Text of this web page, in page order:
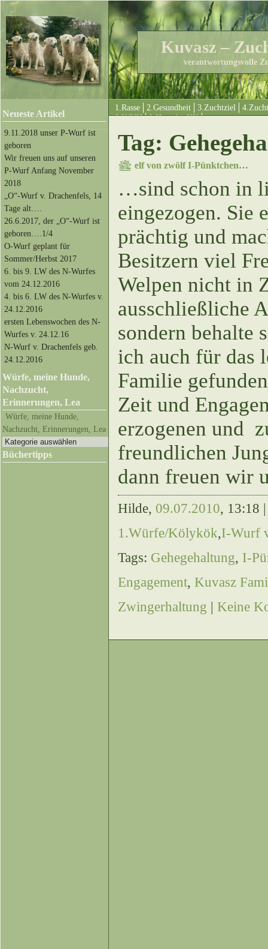
Kuvasz –
verantwortungsvolle
1.Rasse 2.Gesundheit 3.Zuchtziel
8.KfUH
9.HungáriaKK
Neueste Artikel
9.11.2018 unser P-Wurf ist
geboren
Wir freuen uns auf unseren
P-Wurf Anfang November
2018
„O“-Wurf v. Drachenfels, 14
Tage alt….
26.6.2017, der „O“-Wurf ist
geboren….1/4
O-Wurf geplant für
Sommer/Herbst 2017
6. bis 9. LW des N-Wurfes
vom 24.12.2016
4. bis 6. LW des N-Wurfes v.
24.12.2016
ersten Lebenswochen des N-
Wurfes v. 24.12.16
N-Wurf v. Drachenfels geb.
24.12.2016
Würfe, meine Hunde,
Nachzucht,
Erinnerungen, Lea
Würfe, meine Hunde,
Nachzucht, Erinnerungen, Lea
Büchertipps
Tag:
elf von zwölf I-Pünktchen…
…sind schon in
eingezogen. Sie
prächtig und
Besitzern viel
Welpen nicht in
ausschließliche
sondern behalte
ich auch für das
Familie
Zeit und
erzogenen und
freundlichen
dann freuen wir
Hilde, 09.07.2010, 13:18
1.Würfe/Kölykök,I-Wurf
Tags: Gehegehaltung, I-
Engagement, Kuvasz
Zwingerhaltung | Keine